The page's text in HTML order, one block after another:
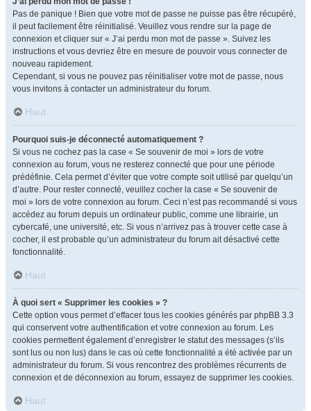
Pas de panique ! Bien que votre mot de passe ne puisse pas être récupéré,
il peut facilement être réinitialisé. Veuillez vous rendre sur la page de
connexion et cliquer sur « J’ai perdu mon mot de passe ». Suivez les
instructions et vous devriez être en mesure de pouvoir vous connecter de
nouveau rapidement.
Cependant, si vous ne pouvez pas réinitialiser votre mot de passe, nous
vous invitons à contacter un administrateur du forum.
Haut
Pourquoi suis-je déconnecté automatiquement ?
Si vous ne cochez pas la case « Se souvenir de moi » lors de votre
connexion au forum, vous ne resterez connecté que pour une période
prédéfinie. Cela permet d’éviter que votre compte soit utilisé par quelqu’un
d’autre. Pour rester connecté, veuillez cocher la case « Se souvenir de
moi » lors de votre connexion au forum. Ceci n’est pas recommandé si vous
accédez au forum depuis un ordinateur public, comme une librairie, un
cybercafé, une université, etc. Si vous n’arrivez pas à trouver cette case à
cocher, il est probable qu’un administrateur du forum ait désactivé cette
fonctionnalité.
Haut
À quoi sert « Supprimer les cookies » ?
Cette option vous permet d’effacer tous les cookies générés par phpBB 3.3
qui conservent votre authentification et votre connexion au forum. Les
cookies permettent également d’enregistrer le statut des messages (s’ils
sont lus ou non lus) dans le cas où cette fonctionnalité a été activée par un
administrateur du forum. Si vous rencontrez des problèmes récurrents de
connexion et de déconnexion au forum, essayez de supprimer les cookies.
Haut